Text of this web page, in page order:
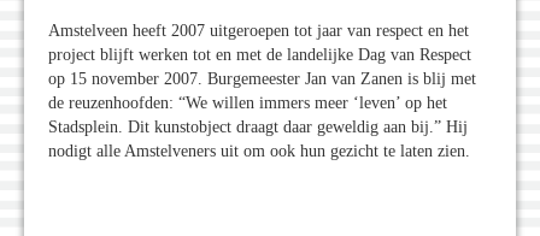
Amstelveen heeft 2007 uitgeroepen tot jaar van respect en het
project blijft werken tot en met de landelijke Dag van Respect
op 15 november 2007. Burgemeester Jan van Zanen is blij met
de reuzenhoofden: “We willen immers meer ‘leven’ op het
Stadsplein. Dit kunstobject draagt daar geweldig aan bij.” Hij
nodigt alle Amstelveners uit om ook hun gezicht te laten zien.